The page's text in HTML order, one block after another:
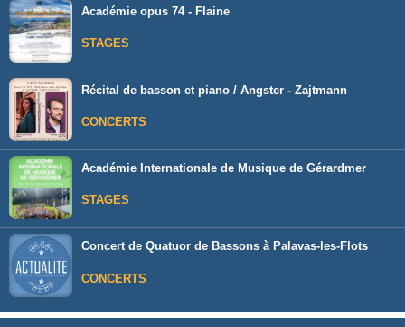
Académie opus 74 - Flaine
STAGES
Récital de basson et piano / Angster - Zajtmann
CONCERTS
Académie Internationale de Musique de Gérardmer
STAGES
Concert de Quatuor de Bassons à Palavas-les-Flots
CONCERTS